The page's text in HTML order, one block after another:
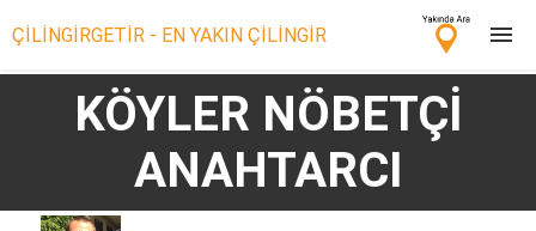
ÇİLİNGİRGETİR - EN YAKIN ÇİLİNGİR
Çilingir Ara
Çilingir misin? Bize Katıl!
KÖYLER NÖBETÇİ
ANAHTARCI